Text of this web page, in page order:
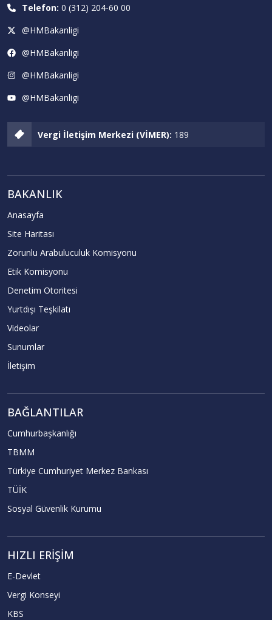
Telefon: 0 (312) 204-60 00
@HMBakanligi
@HMBakanligi
@HMBakanligi
@HMBakanligi
Vergi İletişim Merkezi (VİMER): 189
BAKANLIK
Anasayfa
Site Haritası
Zorunlu Arabuluculuk Komisyonu
Etik Komisyonu
Denetim Otoritesi
Yurtdışı Teşkilatı
Videolar
Sunumlar
İletişim
BAĞLANTILAR
Cumhurbaşkanlığı
TBMM
Türkiye Cumhuriyet Merkez Bankası
TÜİK
Sosyal Güvenlik Kurumu
HIZLI ERIŞIM
E-Devlet
Vergi Konseyi
KBS